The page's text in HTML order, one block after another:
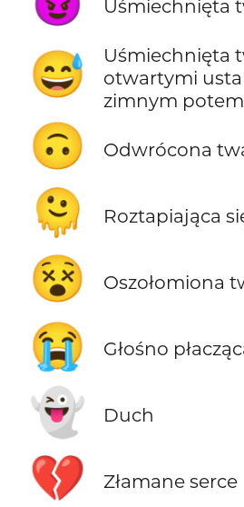
Uśmiechnięta
😅
Uśmiechnięta
otwartymi
zimnym potem
🙃 Odwrócona
🫠 Roztapiająca
😵 Oszołomiona
😭 Głośno
👻 Duch
💔 Złamane serce